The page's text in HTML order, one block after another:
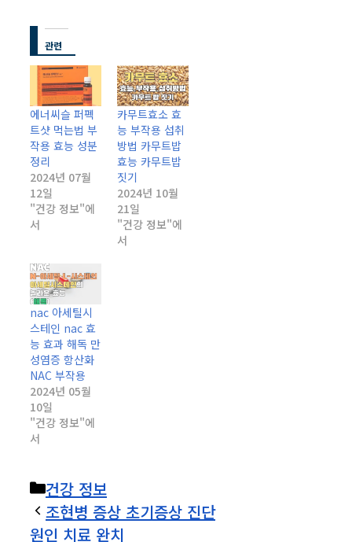
관련
에너씨슬 퍼펙
트샷 먹는법 부
작용 효능 성분
정리
2024년 07월
12일
"건강 정보"에
서
카무트효소 효
능 부작용 섭취
방법 카무트밥
효능 카무트밥
짓기
2024년 10월
21일
"건강 정보"에
서
nac 아세틸시
스테인 nac 효
능 효과 해독 만
성염증 항산화
NAC 부작용
2024년 05월
10일
"건강 정보"에
서
카
테
고
건강 정보
조현병 증상 초기증상 진단
원인 치료 완치